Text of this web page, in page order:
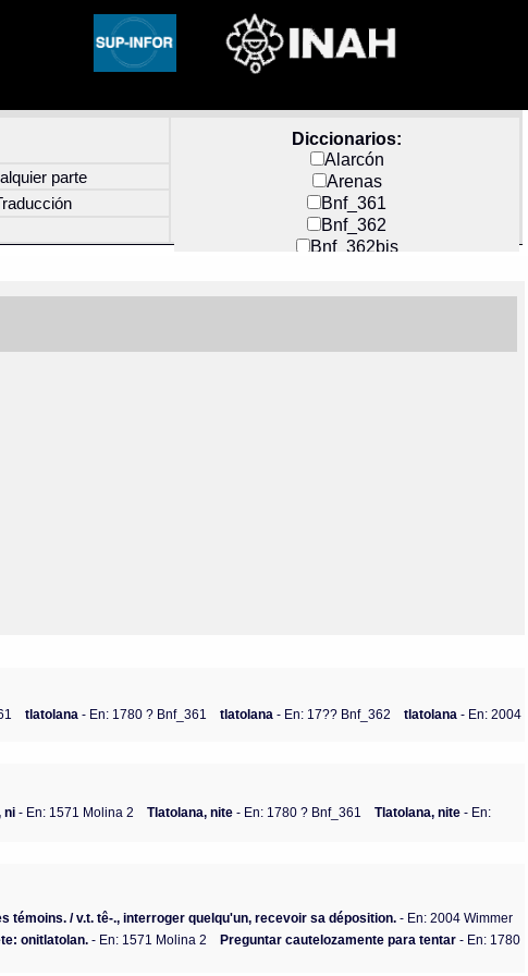
Diccionarios:
Alarcón
Arenas
Bnf_361
Bnf_362
Bnf_362bis
Docs_México
parte
tlatolana- En: 1780 ? Bnf_361 tlatolana- En: 17?? Bnf_362 tlatolana- En: 2004
ni - En: 1571 Molina 2 Tlatolana, nite - En: 1780 ? Bnf_361 Tlatolana, nite - En:
témoins. / v.t. tê-., interroger quelqu'un, recevoir sa déposition. - En: 2004 Wimmer
onitlatolan. - En: 1571 Molina 2 Preguntar cautelozamente para tentar - En: 1780